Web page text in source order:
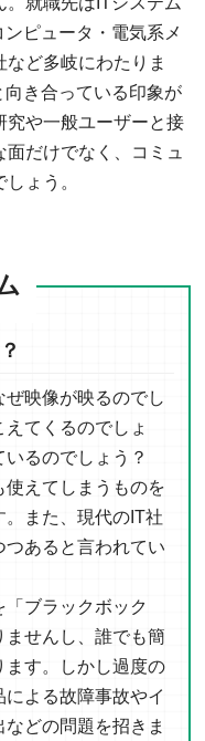
ピュータ・電気系メ
ど多岐にわたりま
き合っている印象が
究や一般ユーザーと接
だけでなく、コミュ
ょう。
映像が映るのでし
てくるのでしょ
るのでしょう？
えてしまうものを
。また、現代のIT社
あると言われてい
ブラックボック
ませんし、誰でも簡
す。しかし過度の
よる故障事故やイ
どの問題を招きま